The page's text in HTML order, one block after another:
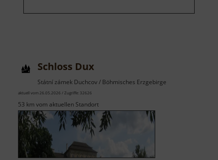
Schloss Dux
Státní zámek Duchcov / Böhmisches Erzgebirge
aktuell vom 26.05.2026 / Zugriffe: 32626
53 km vom aktuellen Standort